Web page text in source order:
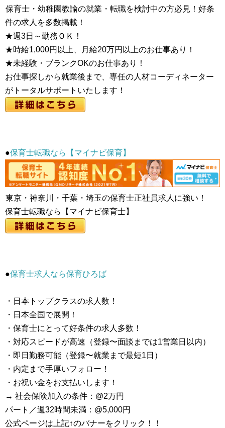
保育士・幼稚園教諭の就業・転職を検討中の方必見！好条
件の求人を多数掲載！
★週3日～勤務ＯＫ！
★時給1,000円以上、月給20万円以上のお仕事あり！
★未経験・ブランクOKのお仕事あり！
お仕事探しから就業後まで、専任の人材コーディネーター
がトータルサポートいたします！
●保育士転職なら【マイナビ保育】
東京・神奈川・千葉・埼玉の保育士正社員求人に強い！
保育士転職なら【マイナビ保育士】
●保育士求人なら保育ひろば
・日本トップクラスの求人数！
・日本全国で展開！
・保育士にとって好条件の求人多数！
・対応スピードが高速（登録〜面談までは1営業日以内）
・即日勤務可能（登録〜就業まで最短1日）
・内定まで手厚いフォロー！
・お祝い金をお支払いします！
→ 社会保険加入の条件：@2万円
パート／週32時間未満：@5,000円
公式ページは上記↑のバナーをクリック！！